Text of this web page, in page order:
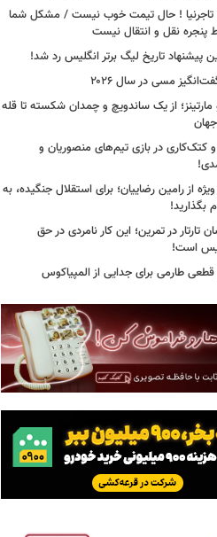
تاجرنیا ! حال تیمت خوب نیست / مشکل شما
نقل و انتقال نیست
پیشنهاد تاریخ لیگ برتر انگلیس رد شد!
مسی در سال ۲۰۲۶
مارتینز؛ از یک ساندویچ و چمدان شکسته تا قله
کتک‌کاری در بازی تیم‌های منصوریان و
از رامین رضاییان؛ برای استقلال جنگیده، به
بگذارید!
تارتار در تمرین؛ این کار نامردی در حق
است!
طارمی برای جدایی از المپیاکوس